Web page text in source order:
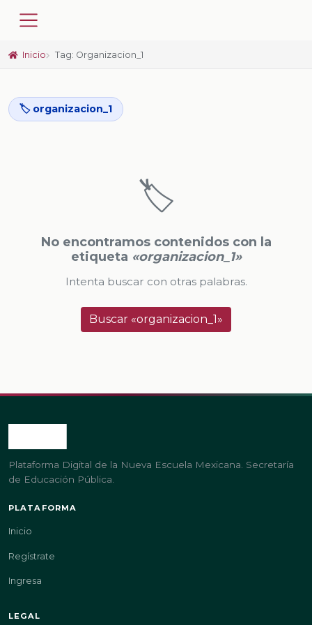
Inicio Tag: Organizacion_1
🏷️ organizacion_1
🏷️
No encontramos contenidos con la
etiqueta «organizacion_1»
Intenta buscar con otras palabras.
Buscar «organizacion_1»
Plataforma Digital de la Nueva Escuela Mexicana. Secretaría
de Educación Pública.
PLATAFORMA
Inicio
Regístrate
Ingresa
LEGAL